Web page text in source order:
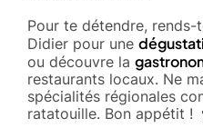
Pour te détendre, rends-
Didier pour une
ou découvre la
restaurants locaux. Ne
spécialités régionales
ratatouille. Bon appétit !